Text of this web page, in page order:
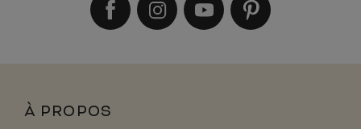
À PROPOS